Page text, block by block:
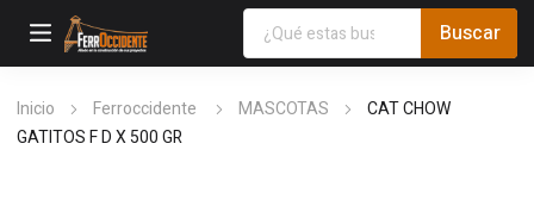
Inicio Ferroccidente MASCOTAS
CAT CHOW
GATITOS F D X 500 GR